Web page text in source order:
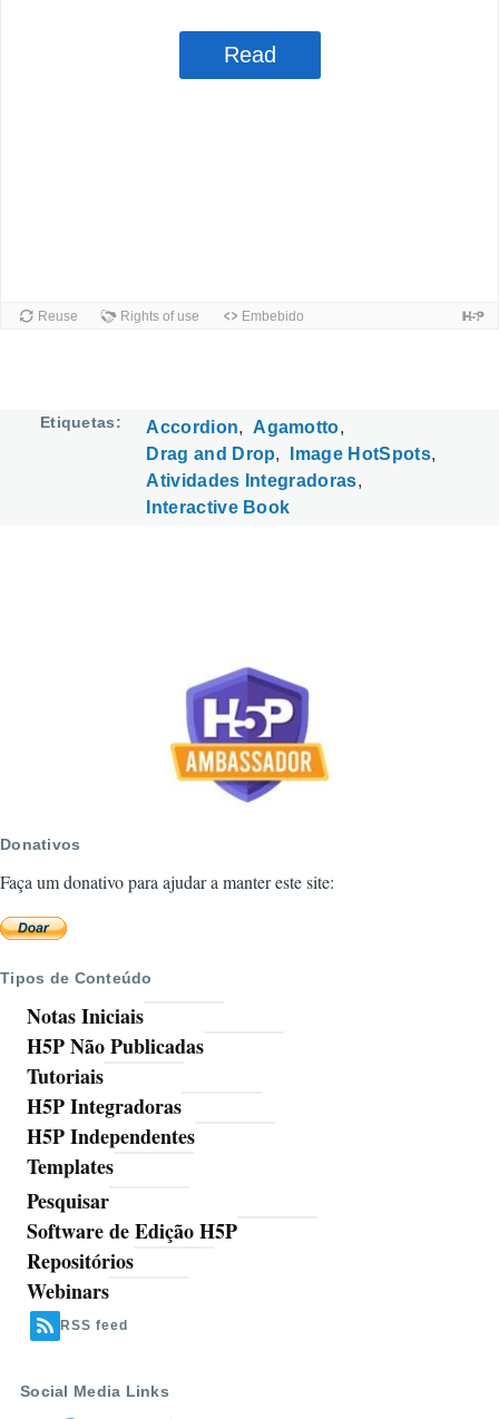
Etiquetas Accordion
Agamotto
Drag and Drop
Image HotSpots
Atividades Integradoras
Interactive Book
Donativos
Faça um donativo para ajudar a manter este site:
Tipos de Conteúdo
Notas Iniciais
H5P Não Publicadas
Tutoriais
H5P Integradoras
H5P Independentes
Templates
Ferramentas
Pesquisar
Software de Edição H5P
Repositórios
Webinars
RSS feed
Social Media Links